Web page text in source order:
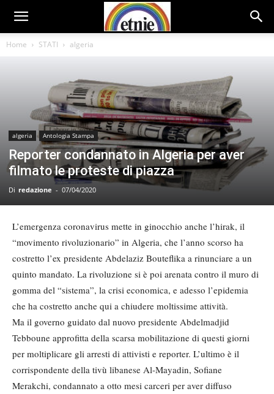
Home STATI algeria
algeria Antologia Stampa
Reporter condannato in Algeria per aver
filmato le proteste di piazza
Di redazione - 07/04/2020
L’emergenza coronavirus mette in ginocchio anche l’hirak, il
“movimento rivoluzionario” in Algeria, che l’anno scorso ha
costretto l’ex presidente Abdelaziz Bouteflika a rinunciare a un
quinto mandato. La rivoluzione si è poi arenata contro il muro di
gomma del “sistema”, la crisi economica, e adesso l’epidemia
che ha costretto anche qui a chiudere moltissime attività.
Ma il governo guidato dal nuovo presidente Abdelmadjid
Tebboune approfitta della scarsa mobilitazione di questi giorni
per moltiplicare gli arresti di attivisti e reporter. L’ultimo è il
corrispondente della tivù libanese Al-Mayadin, Sofiane
Merakchi, condannato a otto mesi carceri per aver diffuso